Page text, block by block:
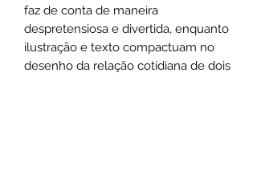
faz de conta de maneira
despretensiosa e divertida, enquanto
ilustração e texto compactuam no
desenho da relação cotidiana de dois